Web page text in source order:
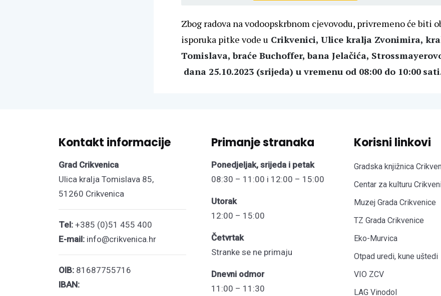
Zbog radova na vodoopskrbnom cjevovodu, privremeno će biti
isporuka pitke vode u Crikvenici, Ulice kralja Zvonimira,
Tomislava, braće Buchoffer, bana Jelačića,
dana 25.10.2023 (srijeda) u vremenu od 08:00 do 10:00
Kontakt informacije
Grad Crikvenica
Ulica kralja Tomislava 85,
51260 Crikvenica
Tel: +385 (0)51 455 400
E-mail: info@crikvenica.hr
OIB: 81687755716
IBAN:
Primanje stranaka
Ponedjeljak, srijeda i petak
08:30 – 11:00 i 12:00 – 15:00
Utorak
12:00 – 15:00
Četvrtak
Stranke se ne primaju
Dnevni odmor
11:00 – 11:30
Korisni linkovi
Gradska knjižnica
Centar za kulturu
Muzej Grada Crikvenice
TZ Grada Crikvenice
Eko-Murvica
Otpad uredi, kune uštedi
VIO ZCV
LAG Vinodol